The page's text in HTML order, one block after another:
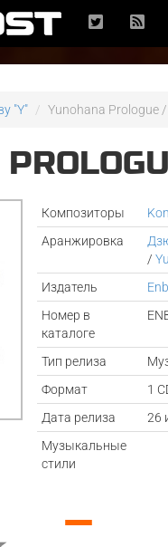
"Y" Yunohana Prologue /
Композиторы
Аранжировка
/
Издатель
Номер в
каталоге
Тип релиза
Формат
1
Дата релиза
26
Музыкальные
стили
—